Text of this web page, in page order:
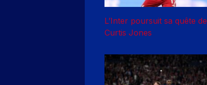
L’Inter poursuit sa quête de
Curtis Jones